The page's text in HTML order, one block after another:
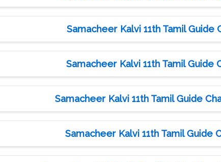
Samacheer Kalvi 11th Tamil Guide
Samacheer Kalvi 11th Tamil Guide
Samacheer Kalvi 11th Tamil Guide
Samacheer Kalvi 11th Tamil Guide